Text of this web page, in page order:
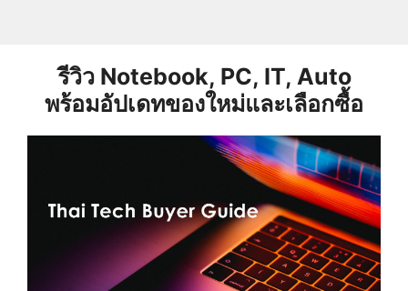
รีวิว Notebook, PC, IT, Auto
พร้อมอัปเดทของใหม่และเลือกซื้อ